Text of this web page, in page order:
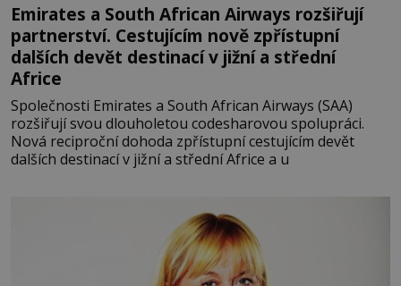
Emirates a South African Airways rozšiřují
partnerství. Cestujícím nově zpřístupní
dalších devět destinací v jižní a střední
Africe
Společnosti Emirates a South African Airways (SAA)
rozšiřují svou dlouholetou codesharovou spolupráci.
Nová reciproční dohoda zpřístupní cestujícím devět
dalších destinací v jižní a střední Africe a u